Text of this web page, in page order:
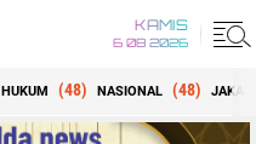
KAMIS
6 08 2026
HUKUM (48) NASIONAL (48)